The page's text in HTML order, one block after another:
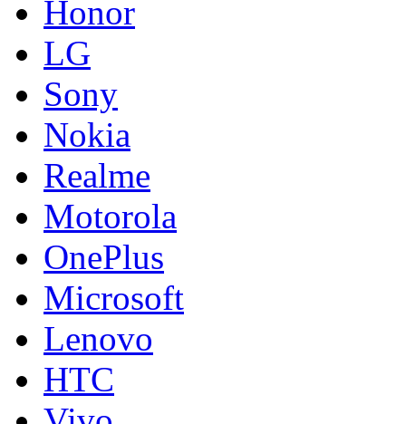
Honor
LG
Sony
Nokia
Realme
Motorola
OnePlus
Microsoft
Lenovo
HTC